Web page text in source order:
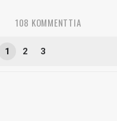
108 KOMMENTTIA
1 2 3